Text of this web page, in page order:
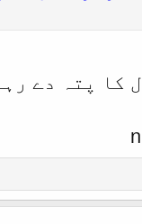
کا پتہ دے